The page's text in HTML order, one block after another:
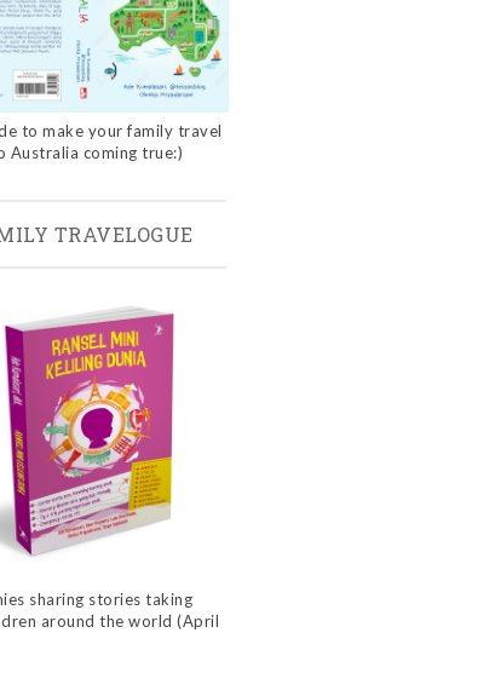
to make your family travel
Australia coming true:)
TRAVELOGUE
sharing stories taking
around the world (April